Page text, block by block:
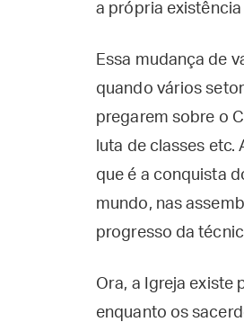
a própria
Essa mudança de
quando vários
pregarem sobre o
luta de classes
que é a conquista
mundo, nas
progresso da
Ora, a Igreja existe
enquanto os